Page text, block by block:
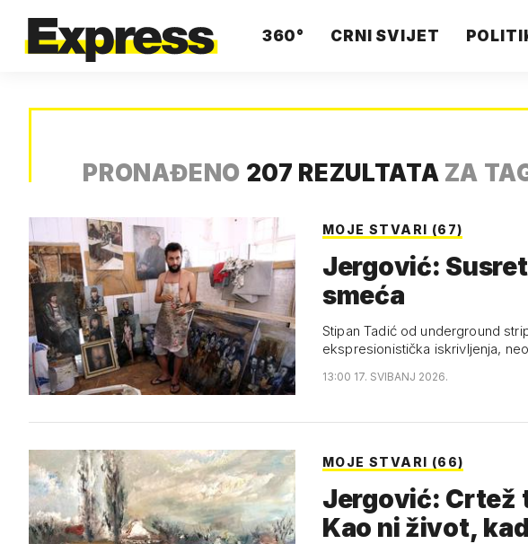
360° CRNI SVIJET
PRONAĐENO 207 REZULTATA ZA
MOJE STVARI (67)
Jergović:
smeća
Stipan Tadić od underground
ekspresionistička iskrivljenja,
13:00 17. SVIBANJ 2026.
MOJE STVARI (66)
Jergović: Crtež
Kao ni život,